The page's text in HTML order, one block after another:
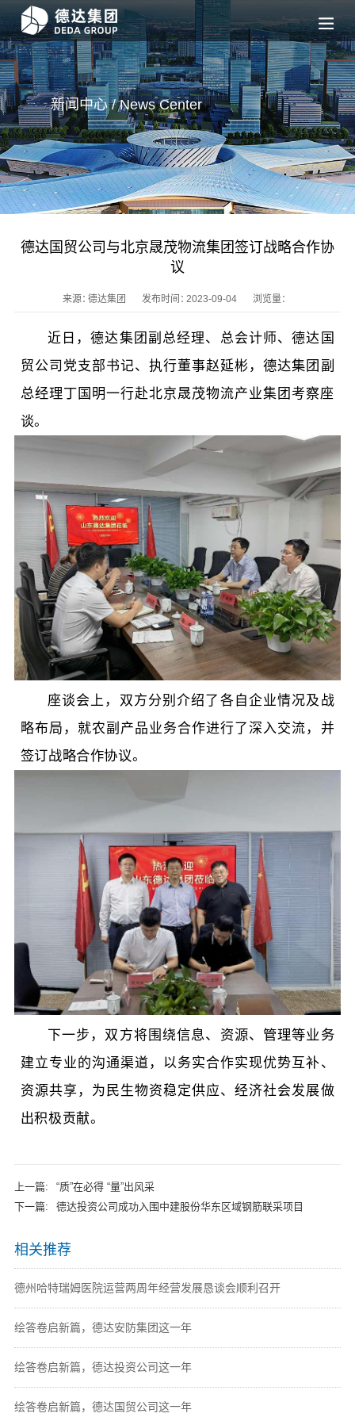
新闻中心 / NewsCenter
德达国贸公司与北京晟茂物流集团签订战略合作协
议
来源：德达集团 发布时间：2023-09-04 浏览量：
近日，德达集团副总经理、总会计师、德达国
贸公司党支部书记、执行董事赵延彬，德达集团副
总经理丁国明一行赴北京晟茂物流产业集团考察座
谈。
座谈会上，双方分别介绍了各自企业情况及战
略布局，就农副产品业务合作进行了深入交流，并
签订战略合作协议。
下一步，双方将围绕信息、资源、管理等业务
建立专业的沟通渠道，以务实合作实现优势互补、
资源共享，为民生物资稳定供应、经济社会发展做
出积极贡献。
上一篇:
“质”在必得 “量”出风采
下一篇:
德达投资公司成功入围中建股份华东区域钢筋联采项目
相关推荐
德州哈特瑞姆医院运营两周年经营发展恳谈会顺利召开
绘答卷启新篇，德达安防集团这一年
绘答卷启新篇，德达投资公司这一年
绘答卷启新篇，德达国贸公司这一年